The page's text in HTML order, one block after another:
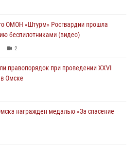
Росгвардии пресечены нарушения
в Омске (видео)
ОМОН «Штурм» Росгвардии прошла
беспилотниками (видео)
2
правопорядок при проведении XXVI
Омске
награжден медалью «За спасение